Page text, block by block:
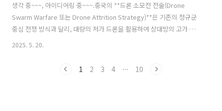
생각 중~~~, 아이디어링 중~~~.중국의 **드론 소모전 전술(Drone
Swarm Warfare 또는 Drone Attrition Strategy)**은 기존의 정규군
중심 전쟁 방식과 달리, 대량의 저가 드론을 활용하여 상대방의 고가 무
기와 방어체계를 압도하는 ‘양으로 질을 누르는’ 현대 전쟁 방식입니다.
습니다.🔍 1. 드론 소모전 전술이란?✅ “고가의 적 무기를, 저가의 드론
2025. 5. 20.
1 2 3 4 ··· 10